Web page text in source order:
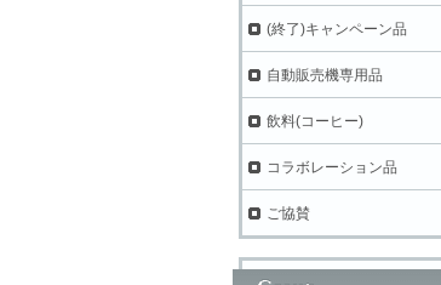
(終了)キャンペーン品
自動販売機専用品
飲料(コーヒー)
コラボレーション品
ご協賛